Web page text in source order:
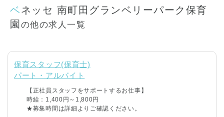
ベネッセ 南町田グランベリーパーク保育
園 の他の求人一覧
保育スタッフ(保育士)
パート・アルバイト
【正社員スタッフをサポートするお仕事】
時給：1,400円～1,800円
★募集時間は詳細よりご確認ください。